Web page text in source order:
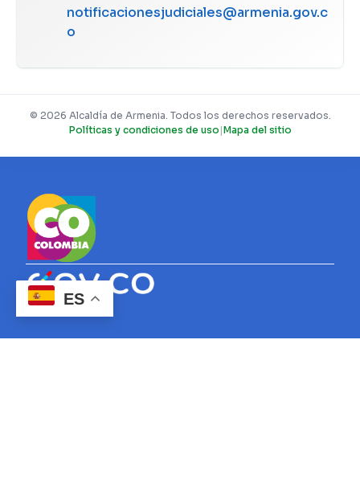
ES
notificacionesjudiciales@armenia.gov.c
o
© 2026 Alcaldía de Armenia. Todos los derechos reservados.
Políticas y condiciones de uso |Mapa del sitio